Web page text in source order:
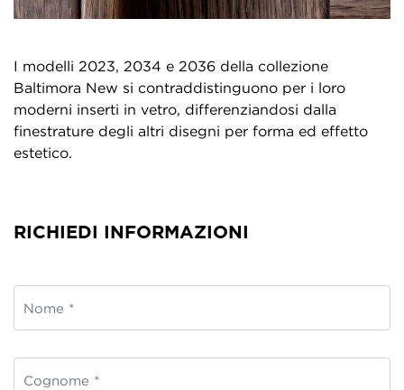
I modelli 2023, 2034 e 2036 della collezione
Baltimora New si contraddistinguono per i loro
moderni inserti in vetro, differenziandosi dalla
finestrature degli altri disegni per forma ed effetto
estetico.
RICHIEDI INFORMAZIONI